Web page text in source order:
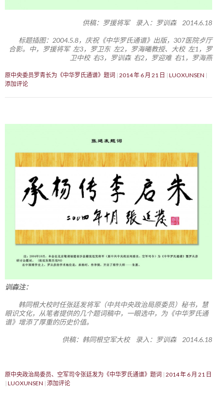
供稿：罗援将军 录入：罗训森 2014.6.18
标题插图：2004.5.8，庆祝《中华罗氏通谱》出版，307医院歺厅
合影。中，罗援将军 左3，罗卫东 左2，罗海曦教授、大校 左1，罗
卫中校 右3，罗训森 右2，罗迎难 右1，罗海燕
原中央委员罗青长为《中华罗氏通谱》题词 2014 年 6 月 21 日
LUOXUNSEN
添加评论
训森注：
韩同根大校时任张廷发将军（中共中央政治局原委员）秘书，慧
眼识文化，从笔者提供的几个题词稿中，一眼选中，为《中华罗氏通
谱》增添了厚重的历史价值。
供稿：韩同根空军大校 录入：罗训森 2014.6.18
原中央政治局委员、空军司令张廷发为《中华罗氏通谱》题词 2014 年 6 月 21 日
LUOXUNSEN 添加评论